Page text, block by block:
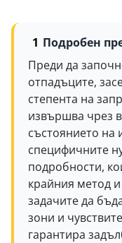
Подробен
Преди да
отпадъците,
степента на
извършва чрез
състоянието на
специфичните
подробности,
крайния метод
задачите да
зони и
гарантира